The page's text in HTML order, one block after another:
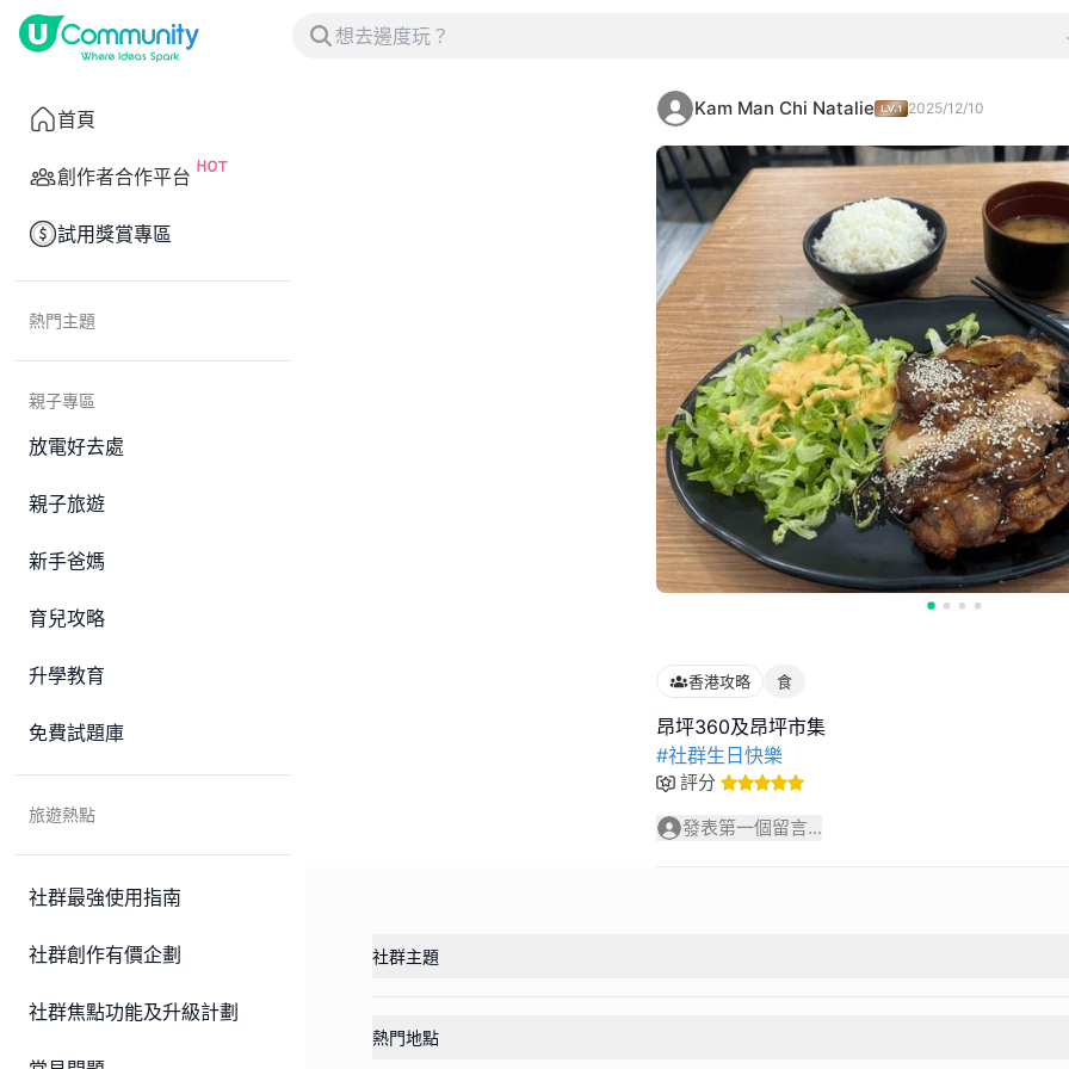
首頁
創作者合作平台
試用獎賞專區
熱門主題
親子專區
放電好去處
親子旅遊
新手爸媽
育兒攻略
升學教育
免費試題庫
旅遊熱點
社群最強使用指南
社群創作有價企劃
社群焦點功能及升級計劃
Kam Man Chi Natalie 2025/12/10
香港攻略 食
#社群生日快樂
評分
發表第一個留言...
社群主題
熱門地點